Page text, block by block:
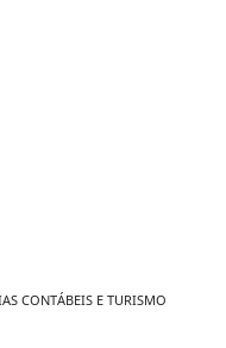
CONTÁBEIS E TURISMO